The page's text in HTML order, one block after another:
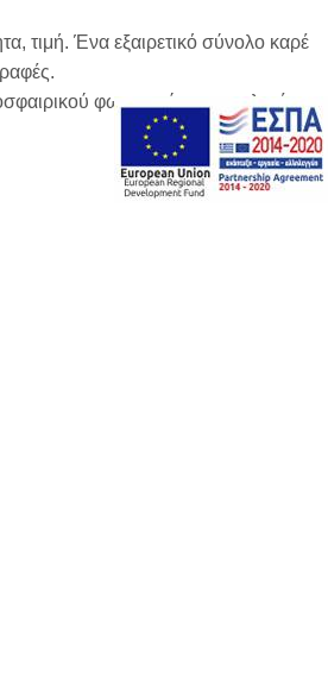
τιμή. Ένα εξαιρετικό σύνολο καρέ
φωτισμού με τεχνολογία